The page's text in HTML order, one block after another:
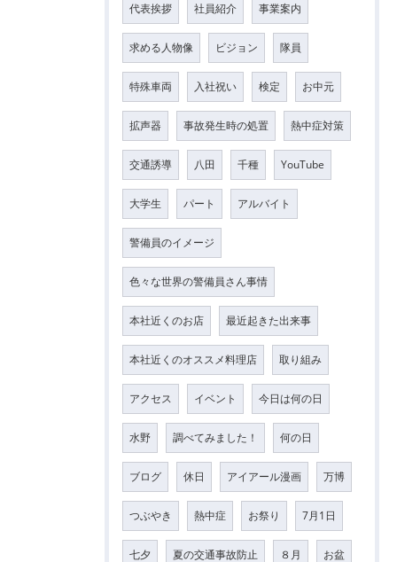
代表挨拶 社員紹介 事業案内
求める人物像 ビジョン 隊員
特殊車両 入社祝い 検定 お中元
拡声器 事故発生時の処置 熱中症対策
交通誘導 八田 千種 YouTube
大学生 パート アルバイト
警備員のイメージ
色々な世界の警備員さん事情
本社近くのお店 最近起きた出来事
本社近くのオススメ料理店 取り組み
アクセス イベント 今日は何の日
水野 調べてみました！ 何の日
ブログ 休日 アイアール漫画 万博
つぶやき 熱中症 お祭り 7月1日
七夕 夏の交通事故防止 ８月 お盆